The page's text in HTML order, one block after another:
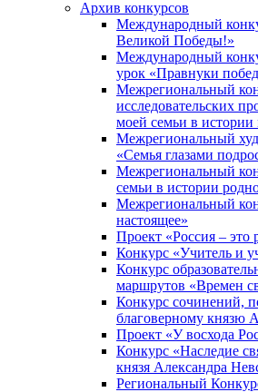
Архив конкурсов
Международный
Великой Победы!»
Международный
урок «Правнуки
Межрегиональный
исследовательских
моей семьи в истории
Межрегиональный
«Семья глазами
Межрегиональный
семьи в истории
Межрегиональный
настоящее»
Проект «Россия – это
Конкурс «Учитель и
Конкурс
маршрутов «Времен
Конкурс сочинений,
благоверному князю
Проект «У восхода
Конкурс «Наследие
князя Александра
Региональный